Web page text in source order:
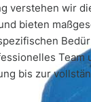
verstehen wir
bieten
Team
bis zur